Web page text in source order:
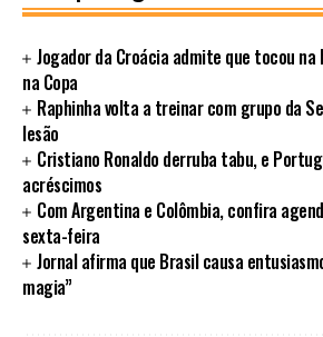
Jogador da Croácia admite que tocou na
na Copa
Raphinha volta a treinar com grupo da
lesão
Cristiano Ronaldo derruba tabu, e
acréscimos
Com Argentina e Colômbia, confira
sexta-feira
Jornal afirma que Brasil causa
magia”